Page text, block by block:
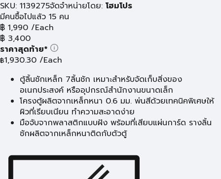
SKU: 1139275จัดจำหน่ายโดย: โฮมโปร
มีคนซื้อไปแล้ว 15 คน
฿ 1,990 /Each
฿ 3,400
ราคาสุดท้าย*
฿1,930.30 /Each
ตู้ลิ้นชักเหล็ก 7ลิ้นชัก เหมาะสำหรับจัดเก็บสิ่งของ
อเนกประสงค์ หรืออุปกรณ์สำนักงานขนาดเล็ก
โครงตู้ผลิตจากเหล็กหนา 0.6 มม. พ่นสีด้วยเทคนิคพิเศษให้
ผิวที่เรียบเนียน ทำความสะอาดง่าย
มือจับจากพลาสติกแบบฝัง พร้อมที่เสียบแผ่นการ์ด รางลิ้น
ชักผลิตจากเหล็กหนาติดกับตัวตู้